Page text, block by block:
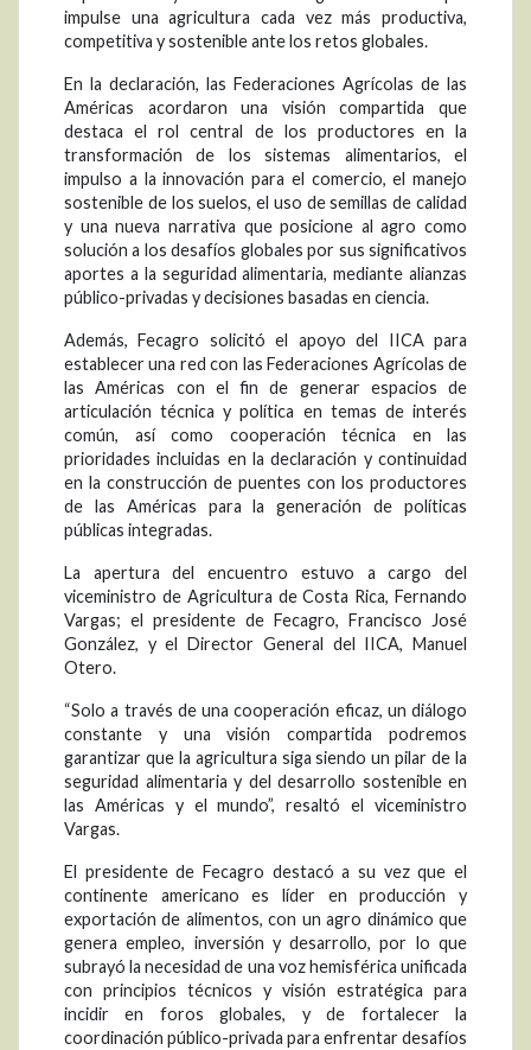
impulse una agricultura cada vez más productiva,
competitiva y sostenible ante los retos globales.
En la declaración, las Federaciones Agrícolas de las
Américas acordaron una visión compartida que
destaca el rol central de los productores en la
transformación de los sistemas alimentarios, el
impulso a la innovación para el comercio, el manejo
sostenible de los suelos, el uso de semillas de calidad
y una nueva narrativa que posicione al agro como
solución a los desafíos globales por sus significativos
aportes a la seguridad alimentaria, mediante alianzas
público-privadas y decisiones basadas en ciencia.
Además, Fecagro solicitó el apoyo del IICA para
establecer una red con las Federaciones Agrícolas de
las Américas con el fin de generar espacios de
articulación técnica y política en temas de interés
común, así como cooperación técnica en las
prioridades incluidas en la declaración y continuidad
en la construcción de puentes con los productores
de las Américas para la generación de políticas
públicas integradas.
La apertura del encuentro estuvo a cargo del
viceministro de Agricultura de Costa Rica, Fernando
Vargas; el presidente de Fecagro, Francisco José
González, y el Director General del IICA, Manuel
Otero.
“Solo a través de una cooperación eficaz, un diálogo
constante y una visión compartida podremos
garantizar que la agricultura siga siendo un pilar de la
seguridad alimentaria y del desarrollo sostenible en
las Américas y el mundo”, resaltó el viceministro
Vargas.
El presidente de Fecagro destacó a su vez que el
continente americano es líder en producción y
exportación de alimentos, con un agro dinámico que
genera empleo, inversión y desarrollo, por lo que
subrayó la necesidad de una voz hemisférica unificada
con principios técnicos y visión estratégica para
incidir en foros globales, y de fortalecer la
coordinación público-privada para enfrentar desafíos